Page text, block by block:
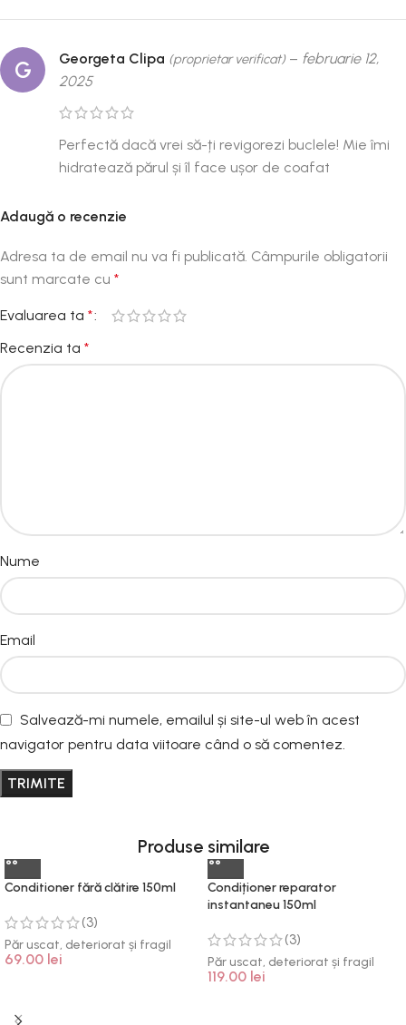
G Georgeta Clipa (proprietar verificat) – februarie 12,
2025
Perfectă dacă vrei să-ți revigorezi buclele! Mie îmi
hidratează părul și îl face ușor de coafat
Adaugă o recenzie
Adresa ta de email nu va fi publicată. Câmpurile obligatorii
sunt marcate cu *
Evaluarea ta *
Recenzia ta *
Nume
Email
Salvează-mi numele, emailul și site-ul web în acest
navigator pentru data viitoare când o să comentez.
Produse similare
Conditioner fără clătire 150ml
(3)
Păr uscat, deteriorat și fragil
69.00 lei
Condiționer reparator
instantaneu 150ml
(3)
Păr uscat, deteriorat și fragil
119.00 lei